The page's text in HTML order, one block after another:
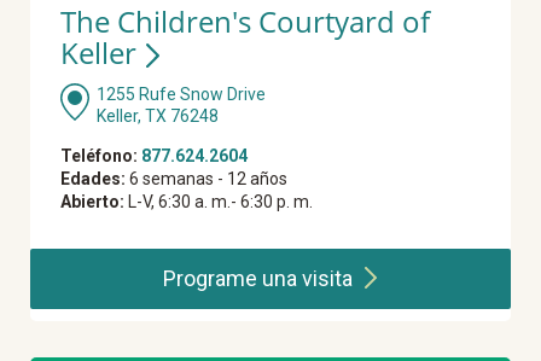
The Children's Courtyard of
Keller
1255 Rufe Snow Drive
Keller, TX 76248
Teléfono: 877.624.2604
Edades: 6 semanas - 12 años
Abierto: L-V, 6:30 a. m.- 6:30 p. m.
Programe unavisita